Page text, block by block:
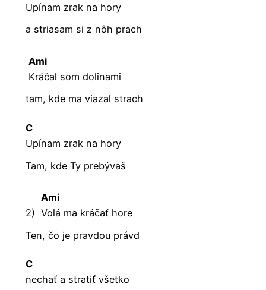
Upínam zrak na hory
a striasam si z nôh prach
Ami
Kráčal som dolinami
tam, kde ma viazal strach
C
Upínam zrak na hory
Tam, kde Ty prebývaš
2)
Ami
Volá ma kráčať hore
Ten, čo je pravdou právd
C
nechať a stratiť všetko